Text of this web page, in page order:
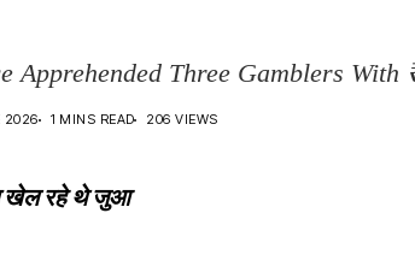
Apprehended Three Gamblers With
2026 1 MINS READ 206 VIEWS
खेल रहे थे जुआ